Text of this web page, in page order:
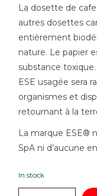
La dosette de
autres dosettes
entièrement
nature. Le papier
substance
ESE usagée sera
organismes et
retournant à la
La marque ESE®
SpA ni d’aucune
In stock